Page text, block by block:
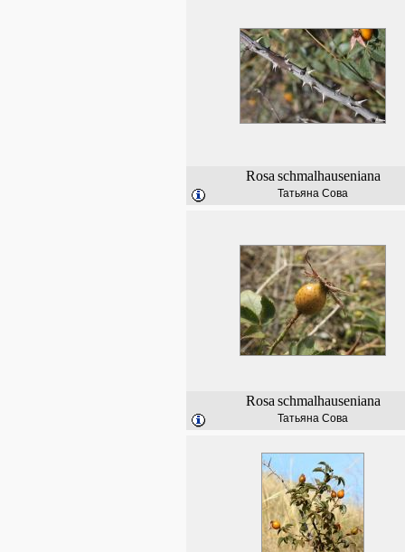
Rosa schmalhauseniana
Татьяна Сова
Rosa schmalhauseniana
Татьяна Сова